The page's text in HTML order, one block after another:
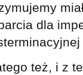
dla
też, i z